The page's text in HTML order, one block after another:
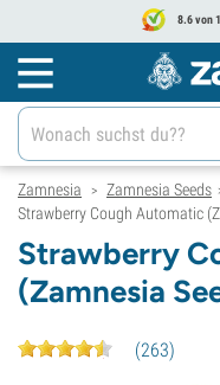
8.6 von
Zamnesia > Zamnesia Seeds
Strawberry Cough Automatic
Strawberry
(Zamnesia
(263)